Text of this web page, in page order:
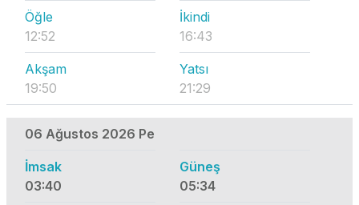
Öğle
12:52
İkindi
16:43
Akşam
19:50
Yatsı
21:29
06 Ağustos 2026 Pe
İmsak
03:40
Güneş
05:34